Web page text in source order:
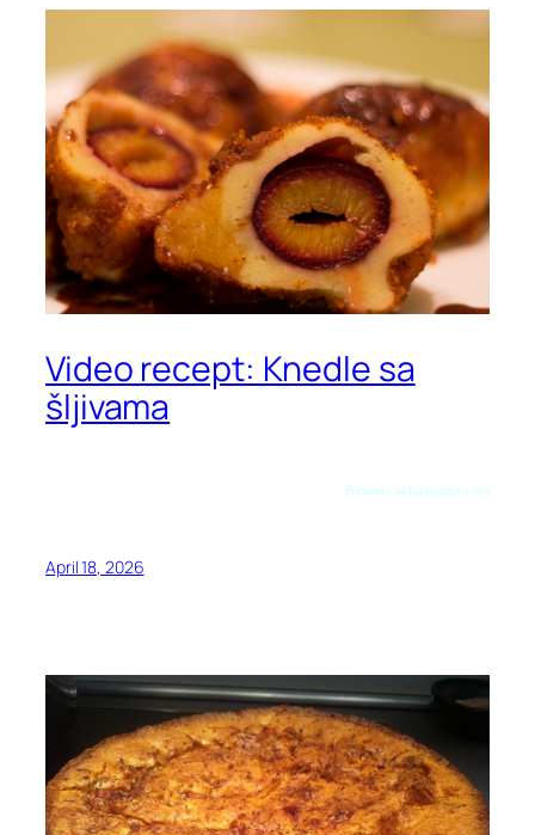
Video recept: Knedle sa
šljivama
Preuzeto sa kuvajuzivo.net
April 18, 2026